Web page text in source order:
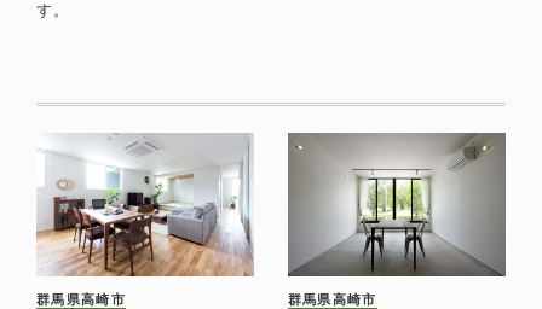
す。
群馬県高崎市 群馬県高崎市